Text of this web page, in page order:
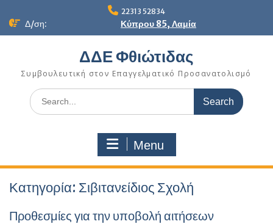
22313 52834
Δ/ση: Κύπρου 85, Λαμία
ΔΔΕ Φθιώτιδας
Συμβουλευτική στον Επαγγελματικό Προσανατολισμό
Search
for:
Menu
Κατηγορία: Σιβιτανείδιος Σχολή
Προθεσμίες για την υποβολή αιτήσεων